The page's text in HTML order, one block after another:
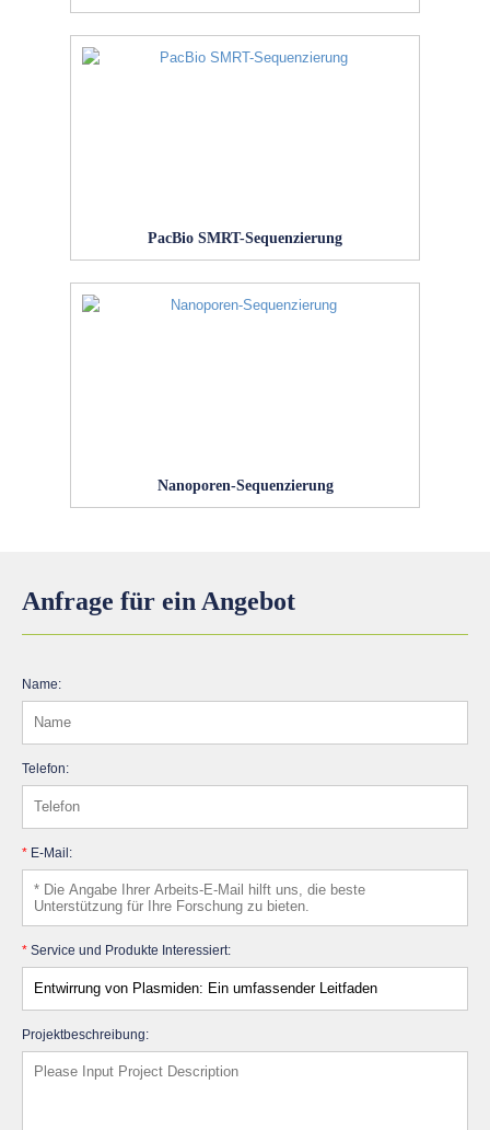
PacBio SMRT-Sequenzierung
Nanoporen-Sequenzierung
Anfrage für ein Angebot
Name:
Telefon:
* E-Mail:
* Service und Produkte Interessiert:
Projektbeschreibung: